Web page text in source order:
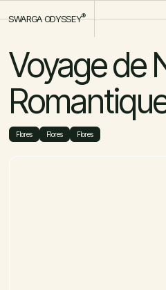
SWARGA ODYSSEY®
Voyage de
Flores Flores Flores